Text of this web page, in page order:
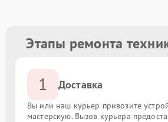
Этапы ремонта
1 Доставка
Вы или наш курьер привозите
мастерскую. Вызов курьера